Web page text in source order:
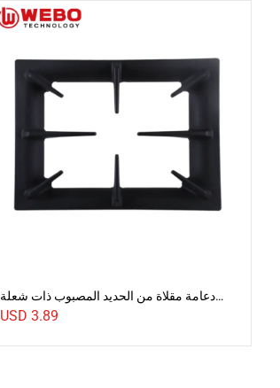
دعامة مقلاة من الحديد المصبوب ذات شعلة
واحدة
USD 3.89